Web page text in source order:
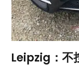
Leipzig：不